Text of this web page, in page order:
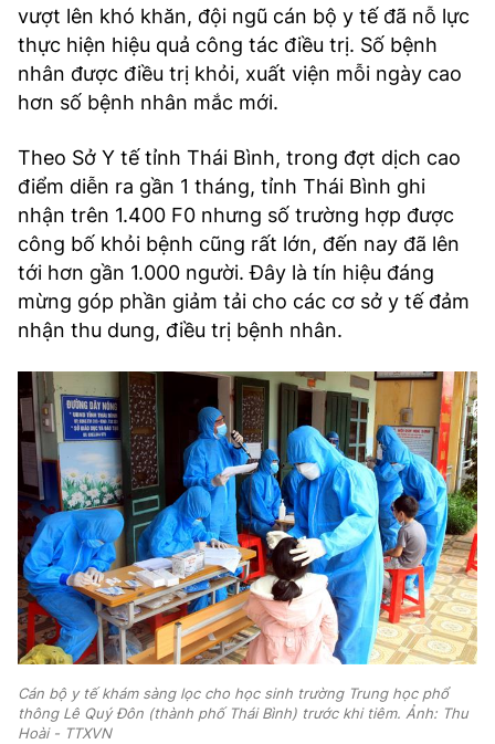
vượt lên khó khăn, đội ngũ cán bộ y tế đã nỗ lực
thực hiện hiệu quả công tác điều trị. Số bệnh
nhân được điều trị khỏi, xuất viện mỗi ngày cao
hơn số bệnh nhân mắc mới.
Theo Sở Y tế tỉnh Thái Bình, trong đợt dịch cao
điểm diễn ra gần 1 tháng, tỉnh Thái Bình ghi
nhận trên 1.400 F0 nhưng số trường hợp được
công bố khỏi bệnh cũng rất lớn, đến nay đã lên
tới hơn gần 1.000 người. Đây là tín hiệu đáng
mừng góp phần giảm tải cho các cơ sở y tế đảm
nhận thu dung, điều trị bệnh nhân.
Cán bộ y tế khám sàng lọc cho học sinh trường Trung học phổ
thông Lê Quý Đôn (thành phố Thái Bình) trước khi tiêm. Ảnh: Thu
Hoài - TTXVN